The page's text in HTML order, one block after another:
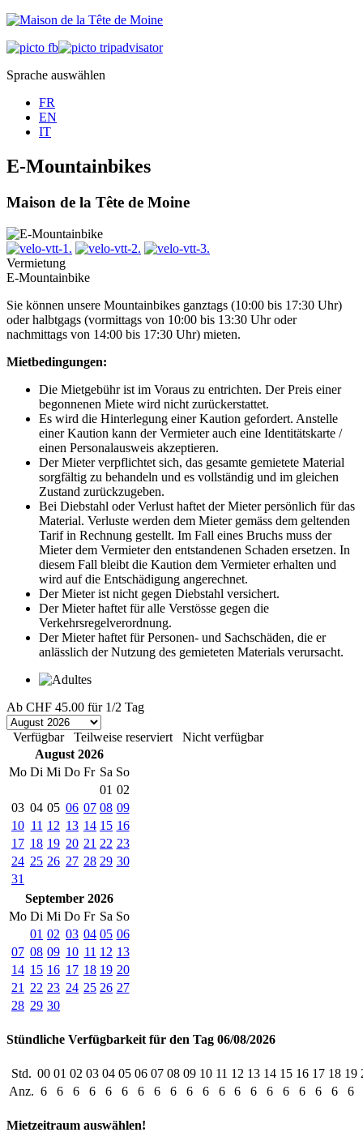
Sprache auswählen
FR
EN
IT
E-Mountainbikes
Maison de la Tête de Moine
Vermietung
E-Mountainbike
Sie können unsere Mountainbikes ganztags (10:00 bis 17:30 Uhr)
oder halbtgags (vormittags von 10:00 bis 13:30 Uhr oder
nachmittags von 14:00 bis 17:30 Uhr) mieten.
Mietbedingungen:
Die Mietgebühr ist im Voraus zu entrichten. Der Preis einer
begonnenen Miete wird nicht zurückerstattet.
Es wird die Hinterlegung einer Kaution gefordert. Anstelle
einer Kaution kann der Vermieter auch eine Identitätskarte /
einen Personalausweis akzeptieren.
Der Mieter verpflichtet sich, das gesamte gemietete Material
sorgfältig zu behandeln und es vollständig und im gleichen
Zustand zurückzugeben.
Bei Diebstahl oder Verlust haftet der Mieter persönlich für das
Material. Verluste werden dem Mieter gemäss dem geltenden
Tarif in Rechnung gestellt. Im Fall eines Bruchs muss der
Mieter dem Vermieter den entstandenen Schaden ersetzen. In
diesem Fall bleibt die Kaution dem Vermieter erhalten und
wird auf die Entschädigung angerechnet.
Der Mieter ist nicht gegen Diebstahl versichert.
Der Mieter haftet für alle Verstösse gegen die
Verkehrsregelverordnung.
Der Mieter haftet für Personen- und Sachschäden, die er
anlässlich der Nutzung des gemieteten Materials verursacht.
Ab CHF 45.00 für 1/2 Tag
Verfügbar Teilweise reserviert
Nicht verfügbar
August 2026
Mo Di Mi Do Fr Sa So
01 02
03 04 05 06 07 08 09
10 11 12 13 14 15 16
17 18 19 20 21 22 23
24 25 26 27 28 29 30
31
September 2026
Mo Di Mi Do Fr Sa So
01 02 03 04 05 06
07 08 09 10 11 12 13
14 15 16 17 18 19 20
21
22 23 24 25 26 27
28 29 30
Stündliche Verfügbarkeit für den Tag 06/08/2026
Std. 00 01 02 03 04 05 06 07 08 09 10 11 12 13 14 15 16 17 18 19
Anz. 6 6 6 6 6 6 6 6 6 6 6 6 6 6 6 6 6 6 6 6
Mietzeitraum auswählen!